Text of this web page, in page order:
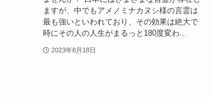
ますが、中でもアメノミナカヌシ様の言霊は
最も強いといわれており、その効果は絶大で
時にその人の人生がまるっと180度変わ...
2023年8月18日